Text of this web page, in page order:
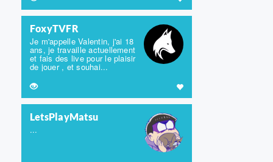
FoxyTVFR
Je m'appelle Valentin, j'ai 18
ans, je travaille actuellement
et fais des live pour le plaisir
de jouer , et souhai...
LetsPlayMatsu
...